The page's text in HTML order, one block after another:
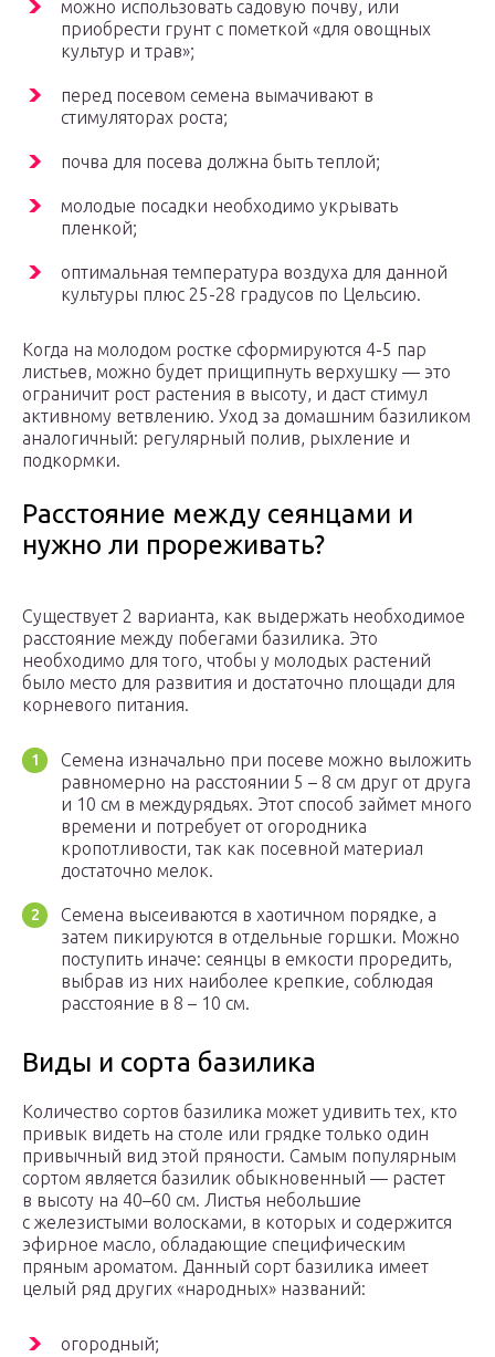
можно использовать садовую почву, или
приобрести грунт с пометкой «для овощных
культур и трав»;
перед посевом семена вымачивают в
стимуляторах роста;
почва для посева должна быть теплой;
молодые посадки необходимо укрывать
пленкой;
оптимальная температура воздуха для данной
культуры плюс 25-28 градусов по Цельсию.
Когда на молодом ростке сформируются 4-5 пар
листьев, можно будет прищипнуть верхушку — это
ограничит рост растения в высоту, и даст стимул
активному ветвлению. Уход за домашним базиликом
аналогичный: регулярный полив, рыхление и
подкормки.
Расстояние между сеянцами и
нужно ли прореживать?
Существует 2 варианта, как выдержать необходимое
расстояние между побегами базилика. Это
необходимо для того, чтобы у молодых растений
было место для развития и достаточно площади для
корневого питания.
Семена изначально при посеве можно выложить
равномерно на расстоянии 5 – 8 см друг от друга
и 10 см в междурядьях. Этот способ займет много
времени и потребует от огородника
кропотливости, так как посевной материал
достаточно мелок.
Семена высеиваются в хаотичном порядке, а
затем пикируются в отдельные горшки. Можно
поступить иначе: сеянцы в емкости проредить,
выбрав из них наиболее крепкие, соблюдая
расстояние в 8 – 10 см.
Виды и сорта базилика
Количество сортов базилика может удивить тех, кто
привык видеть на столе или грядке только один
привычный вид этой пряности. Самым популярным
сортом является базилик обыкновенный — растет
в высоту на 40–60 см. Листья небольшие
с железистыми волосками, в которых и содержится
эфирное масло, обладающие специфическим
пряным ароматом. Данный сорт базилика имеет
целый ряд других «народных» названий:
огородный;